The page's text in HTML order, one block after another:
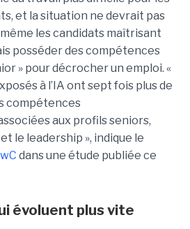
et la situation ne devrait pas
les candidats maîtrisant
posséder des compétences
» pour décrocher un emploi. «
à l’IA ont sept fois plus de
compétences
aux profils seniors,
le leadership », indique le
dans une étude publiée ce
évoluent plus vite